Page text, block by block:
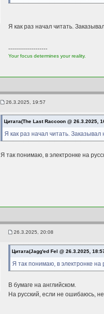
Я как раз начал читать.
--------------------
Your focus determines your reality.
26.3.2025, 19:57
Цитата(The Last Raccoon @ 26.3.2025,
Я как раз начал читать.
Я так понимаю, в электронке на
26.3.2025, 20:08
Цитата(Jagg'ed Fel @ 26.3.2025,
Я так понимаю, в электронке на
В бумаге на английском.
На русский, если не ошибаюсь,